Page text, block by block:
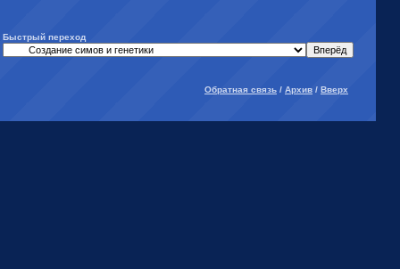
Быстрый переход
Обратная связь / Архив / Вверх